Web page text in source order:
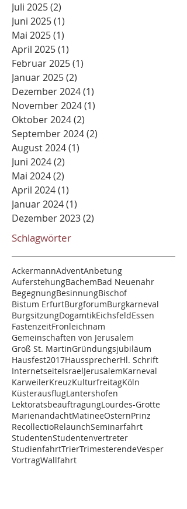
Juli 2025(2)
Juni 2025(1)
Mai 2025(1)
April 2025(1)
Februar 2025(1)
Januar 2025(2)
Dezember 2024(1)
November 2024(1)
Oktober 2024(2)
September 2024(2)
August 2024(1)
Juni 2024(2)
Mai 2024(2)
April 2024(1)
Januar 2024(1)
Dezember 2023(2)
Schlagwörter
AckermannAdventAnbetung
AuferstehungBachemBad Neuenahr
BegegnungBesinnungBischof
Bistum ErfurtBurgforumBurgkarneval
BurgsitzungDogamtikEichsfeldEssen
FastenzeitFronleichnam
Gemeinschaften von Jerusalem
Groß St. MartinGründungsjubiläum
Hausfest2017HaussprecherHl. Schrift
InternetseiteIsraelJerusalemKarneval
KarweilerKreuzKulturfreitagKöln
KüsterausflugLantershofen
LektoratsbeauftragungLourdes-Grotte
MarienandachtMatineeOsternPrinz
RecollectioRelaunchSeminarfahrt
StudentenStudentenvertreter
StudienfahrtTrierTrimesterendeVesper
VortragWallfahrt